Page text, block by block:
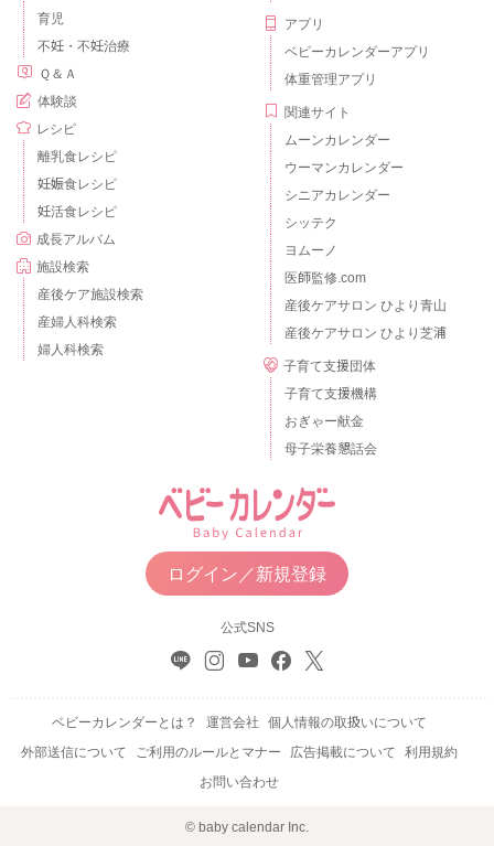
育児
不妊・不妊治療
Ｑ＆Ａ
体験談
レシピ
離乳食レシピ
妊娠食レシピ
妊活食レシピ
成長アルバム
施設検索
産後ケア施設検索
産婦人科検索
婦人科検索
アプリ
ベビーカレンダーアプリ
体重管理アプリ
関連サイト
ムーンカレンダー
ウーマンカレンダー
シニアカレンダー
シッテク
ヨムーノ
医師監修.com
産後ケアサロン ひより青山
産後ケアサロン ひより芝浦
子育て支援団体
子育て支援機構
おぎゃー献金
母子栄養懇話会
ログイン／新規登録
公式SNS
ベビーカレンダーとは？ 運営会社
個人情報の取扱いについて
外部送信について
ご利用のルールとマナー 広告掲載について
利用規約
お問い合わせ
© baby calendar Inc.